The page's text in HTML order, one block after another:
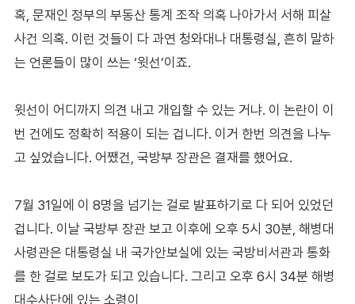
혹, 문재인 정부의 부동산 통계 조작 의혹 나아가서 서해 피살
사건 의혹. 이런 것들이 다 과연 청와대나 대통령실, 흔히 말하
는 언론들이 많이 쓰는 ‘윗선’이죠.
윗선이 어디까지 의견 내고 개입할 수 있는 거냐. 이 논란이 이
번 건에도 정확히 적용이 되는 겁니다. 이거 한번 의견을 나누
고 싶었습니다. 어쨌건, 국방부 장관은 결재를 했어요.
7월 31일에 이 8명을 넘기는 걸로 발표하기로 다 되어 있었던
겁니다. 이날 국방부 장관 보고 이후에 오후 5시 30분, 해병대
사령관은 대통령실 내 국가안보실에 있는 국방비서관과 통화
를 한 걸로 보도가 되고 있습니다. 그리고 오후 6시 34분 해병
대수사단에 있는 소령이,